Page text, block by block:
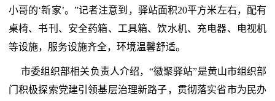
小哥的‘新家’。”记者注意到，驿站面积20平方米左右，配有
桌椅、书刊、安全药箱、工具箱、饮水机、充电器、电视机
等设施，服务设施齐全，环境温馨舒适。
市委组织部相关负责人介绍，“徽聚驿站”是黄山市组织部
门积极探索党建引领基层治理新路子，贯彻落实省市为民办